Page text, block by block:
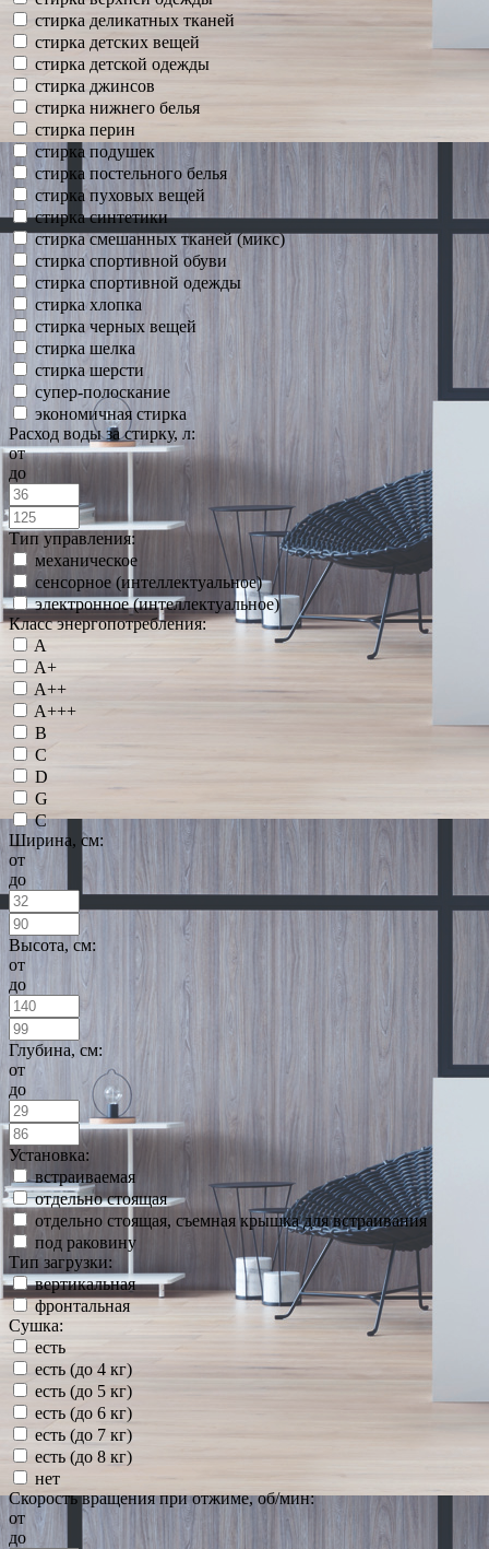
стирка деликатных тканей
стирка детских вещей
стирка детской одежды
стирка джинсов
стирка нижнего белья
стирка перин
стирка подушек
стирка постельного белья
стирка пуховых вещей
стирка синтетики
стирка смешанных тканей (микс)
стирка спортивной обуви
стирка спортивной одежды
стирка хлопка
стирка черных вещей
стирка шелка
стирка шерсти
супер-полоскание
экономичная стирка
Расход воды за стирку, л:
от
до
Тип управления:
механическое
сенсорное (интеллектуальное)
электронное (интеллектуальное)
Класс энергопотребления:
A
A+
A++
A+++
B
C
D
G
С
Ширина, см:
от
до
Высота, см:
от
до
Глубина, см:
от
до
Установка:
встраиваемая
отдельно стоящая
отдельно стоящая, съемная крышка для встраивания
под раковину
Тип загрузки:
вертикальная
фронтальная
Сушка:
есть
есть (до 4 кг)
есть (до 5 кг)
есть (до 6 кг)
есть (до 7 кг)
есть (до 8 кг)
нет
Скорость вращения при отжиме, об/мин:
от
до